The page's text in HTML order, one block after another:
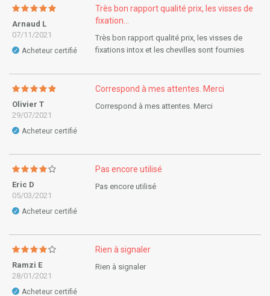
Arnaud L
07/11/2021
✓ Acheteur certifié
Très bon rapport qualité prix, les visses de
fixation...
Très bon rapport qualité prix, les visses de
fixations intox et les chevilles sont fournies
Olivier T
29/07/2021
✓ Acheteur certifié
Correspond à mes attentes. Merci
Correspond à mes attentes. Merci
Eric D
05/03/2021
✓ Acheteur certifié
Pas encore utilisé
Pas encore utilisé
Ramzi E
28/01/2021
✓ Acheteur certifié
Rien à signaler
Rien à signaler